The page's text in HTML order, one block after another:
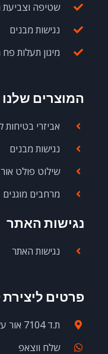
שטיפה וצביעת
נגישות מבנים
מיגון תעלות
המוצרים שלנו
אביזרי בטיחות
נגישות מבנים
שילוט פולט
מרחבים מוגנים
נגישות האתר
נגישות האתר
פרטים
ת.ד 7104 אור עקיבא 3062221
שלח ווצאפ